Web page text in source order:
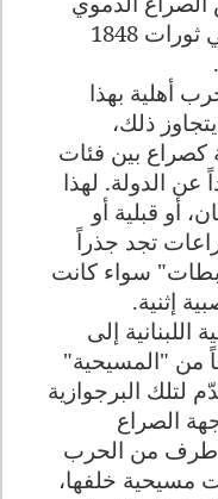
ضد تمرّد الشعب، كما حدث في ثورات 1848
.
أهلية بهذا
ذلك،
كصراع بين فئات
عن الدولة. لهذا
أو قبلية أو
تجد جذراً
سواء كانت
إثنية.
إلى
من "المسيحية"
لتلك البرجوازية
الصراع
طرف من الحرب
مسيحية خلفها،